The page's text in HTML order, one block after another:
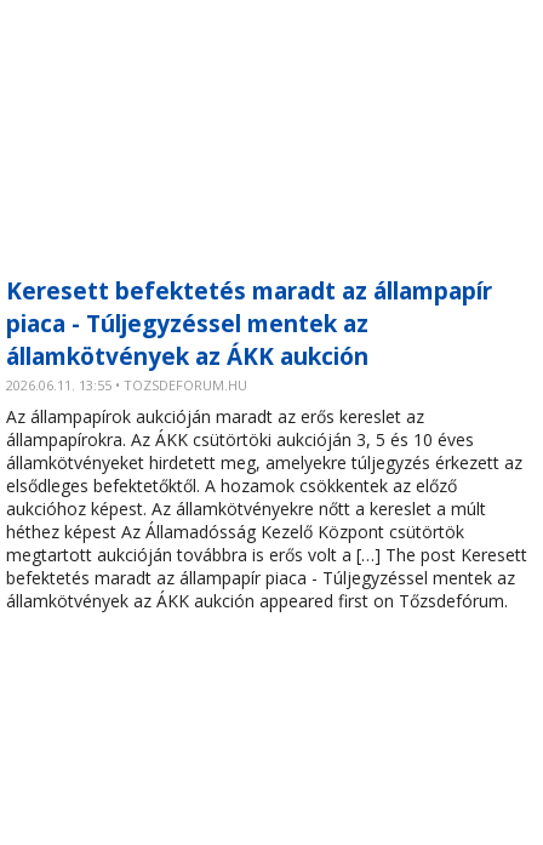
Keresett befektetés maradt az állampapír
piaca - Túljegyzéssel mentek az
államkötvények az ÁKK aukción
2026.06.11. 13:55 • TOZSDEFORUM.HU
Az állampapírok aukcióján maradt az erős kereslet az
állampapírokra. Az ÁKK csütörtöki aukcióján 3, 5 és 10 éves
államkötvényeket hirdetett meg, amelyekre túljegyzés érkezett az
elsődleges befektetőktől. A hozamok csökkentek az előző
aukcióhoz képest. Az államkötvényekre nőtt a kereslet a múlt
héthez képest Az Államadósság Kezelő Központ csütörtök
megtartott aukcióján továbbra is erős volt a […] The post Keresett
befektetés maradt az állampapír piaca - Túljegyzéssel mentek az
államkötvények az ÁKK aukción appeared first on Tőzsdefórum.